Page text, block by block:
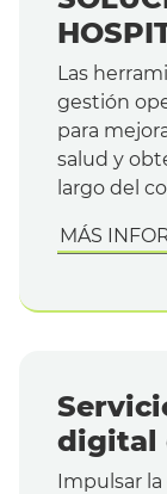
Las
gestión
para
salud y
largo del
MÁS
digital
Impulsar